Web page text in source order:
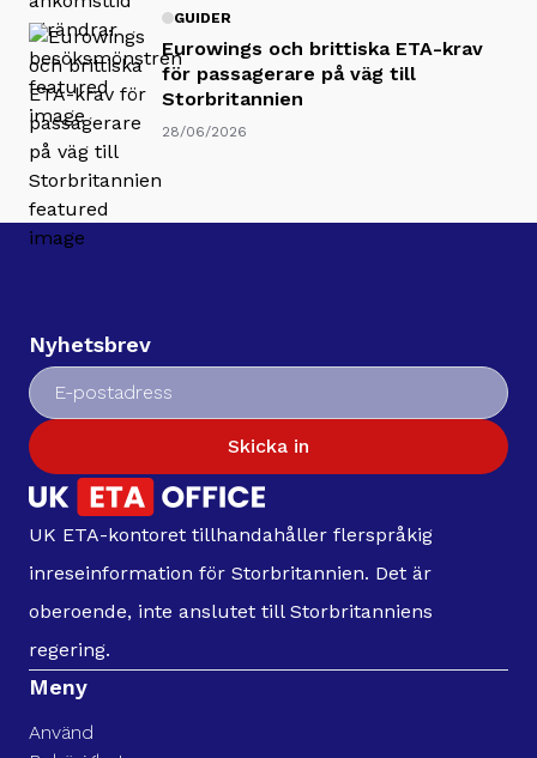
GUIDER
Eurowings och brittiska ETA-krav
för passagerare på väg till
Storbritannien
28/06/2026
Nyhetsbrev
Skicka in
UK ETA-kontoret tillhandahåller flerspråkig
inreseinformation för Storbritannien. Det är
oberoende, inte anslutet till Storbritanniens
regering.
Meny
Använd